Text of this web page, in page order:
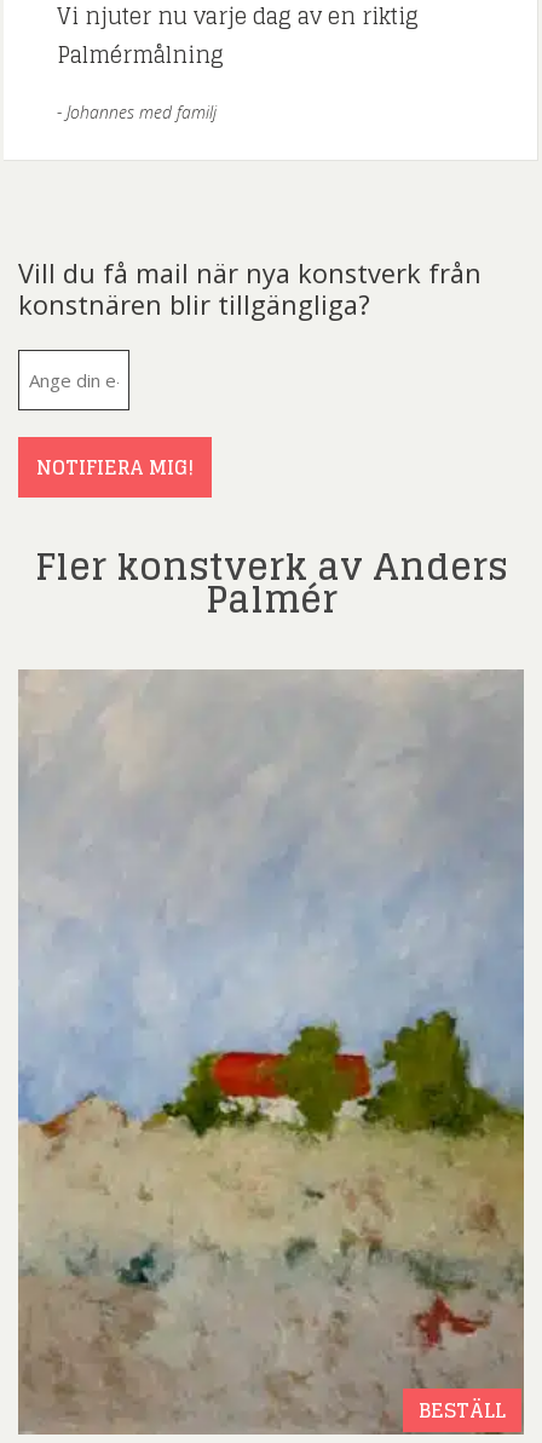
Vi njuter nu varje dag av en riktig
Palmérmålning
Johannes med familj
Vill du få mail när nya konstverk från
konstnären blir tillgängliga?
NOTIFIERA MIG!
Fler konstverk av Anders
Palmér
BESTÄLL